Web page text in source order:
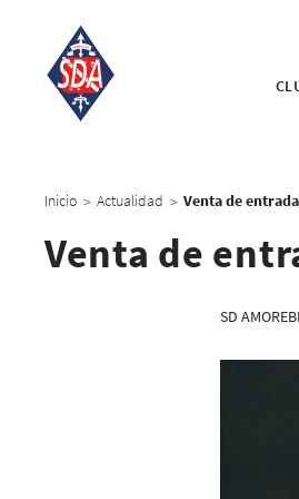
Inicio > Actualidad >
Venta de
SD